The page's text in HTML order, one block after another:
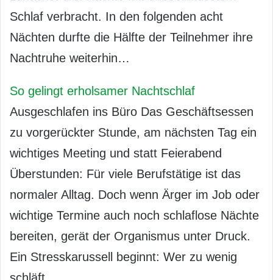
Schlaf verbracht. In den folgenden acht
Nächten durfte die Hälfte der Teilnehmer ihre
Nachtruhe weiterhin…
So gelingt erholsamer Nachtschlaf
Ausgeschlafen ins Büro Das Geschäftsessen
zu vorgerückter Stunde, am nächsten Tag ein
wichtiges Meeting und statt Feierabend
Überstunden: Für viele Berufstätige ist das
normaler Alltag. Doch wenn Ärger im Job oder
wichtige Termine auch noch schlaflose Nächte
bereiten, gerät der Organismus unter Druck.
Ein Stresskarussell beginnt: Wer zu wenig